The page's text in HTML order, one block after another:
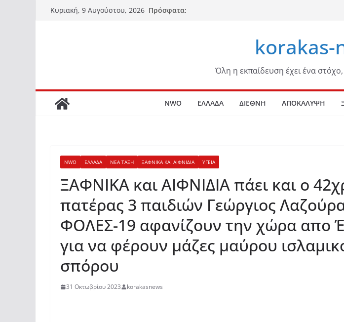
Μετάβαση
Κυριακή, 9 Αυγούστου, 2026 Πρόσφατα:
korakas-
Όλη η εκπαίδευση έχει ένα
NWO ΕΛΛΑΔΑ ΔΙΕΘΝΗ ΑΠΟΚΑΛΥΨΗ
NWO ΕΛΛΑΔΑ ΝΕΑ ΤΑΞΗ ΞΑΦΝΙΚΑ ΚΑΙ ΑΙΦΝΙΔΙΑ ΥΓΕΙΑ
ΞΑΦΝΙΚΑ και ΑΙΦΝΙΔΙΑ πάει και ο
πατέρας 3 παιδιών Γεώργιος
ΦΟΛΕΣ-19 αφανίζουν την χώρα απο
για να φέρουν μάζες μαύρου
σπόρου
31 Οκτωβρίου 2023 korakasnews